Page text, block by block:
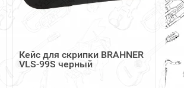
Кейс для скрипки BRAHNER
VLS-99S черный